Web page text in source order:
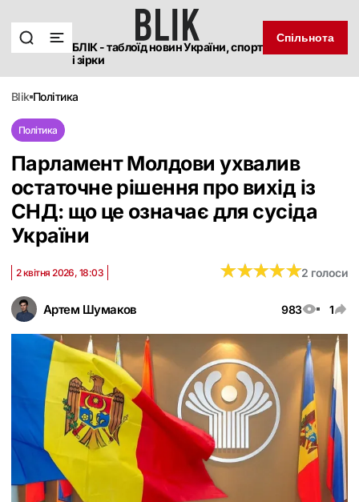
БЛІК - таблоїд новин України, спорт
і зірки
Спільнота
blik політика
Політика
Парламент Молдови ухвалив
остаточне рішення про вихід із
СНД: що це означає для сусіда
України
Артем Шумаков 983 1
2 квітня 2026, 18:03 ★★★★★
★★★★★2 голоси